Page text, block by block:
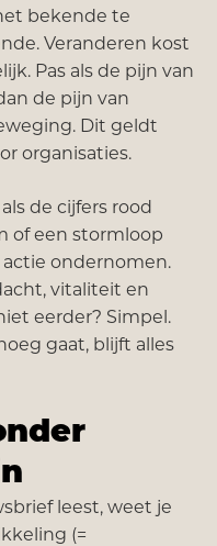
bekende te
Veranderen kost
Pas als de pijn van
de pijn van
Dit geldt
organisaties.
de cijfers rood
of een stormloop
ondernomen.
vitaliteit en
eerder? Simpel.
gaat, blijft alles
leest, weet je
(=